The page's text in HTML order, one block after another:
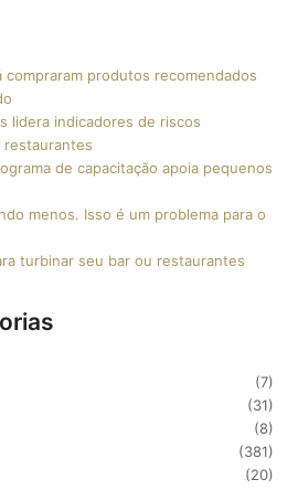
compraram produtos recomendados
lidera indicadores de riscos
restaurantes
de capacitação apoia pequenos
menos. Isso é um problema para o
turbinar seu bar ou restaurantes
(7)
(31)
(8)
(381)
(20)